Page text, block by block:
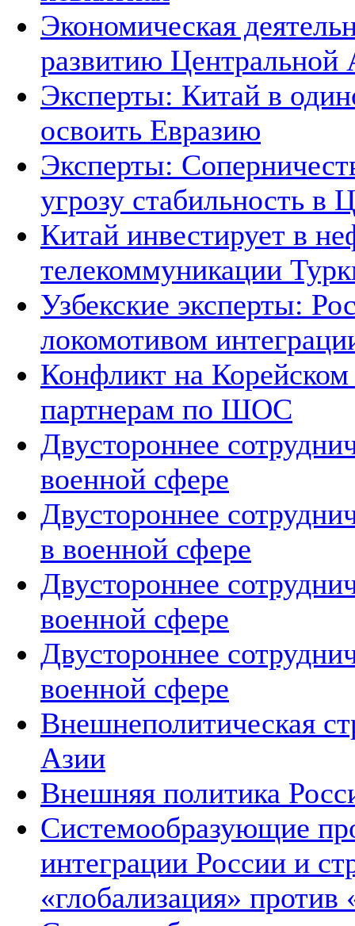
Экономическая
развитию Центральной
Эксперты: Китай в
освоить Евразию
Эксперты:
угрозу стабильность в
Китай инвестирует в
телекоммуникации
Узбекские эксперты:
локомотивом
Конфликт на
партнерам по ШОС
Двустороннее
военной сфере
Двустороннее
в военной сфере
Двустороннее
военной сфере
Двустороннее
военной сфере
Внешнеполитическая
Азии
Внешняя политика
Системообразующие
интеграции России и
«глобализация»